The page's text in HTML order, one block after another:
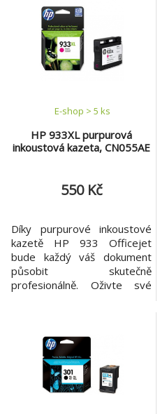
HP 933XL purpurová
inkoustová kazeta, CN055AE
E-shop > 5 ks
550 Kč
Díky purpurové inkoustové
kazetě HP 933 Officejet
bude každý váš dokument
působit skutečně
profesionálně. Oživte své
stranu a kazety můžete
snadno recyklovat.
Hardwarová kompatibilita -
Řada HP Officejet
6600/6700 e-All-in-One, HP